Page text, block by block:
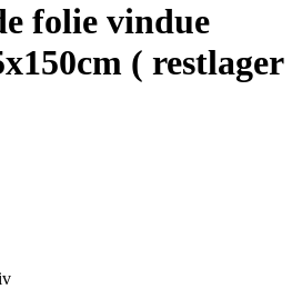
folie vindue
( restlager